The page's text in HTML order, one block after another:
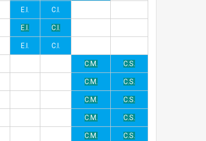
E.I. C.I.
E.I. C.I.
E.I. C.I.
C.M. C.S.
C.M. C.S.
C.M. C.S.
C.M. C.S.
C.M. C.S.